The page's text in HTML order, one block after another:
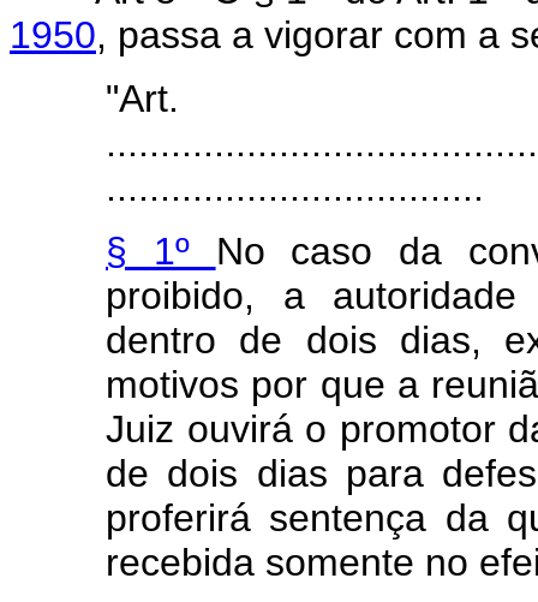
1950, passa a vigorar com a
...................................
§ 1º No caso da
proibido, a
dentro de dois dias,
motivos por que a
Juiz ouvirá o promotor
de dois dias para
proferirá sentença da
recebida somente no